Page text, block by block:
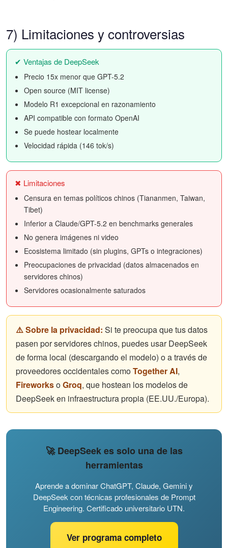
7) Limitaciones y controversias
✔ Ventajas de DeepSeek
Precio 15x menor que GPT-5.2
Open source (MIT license)
Modelo R1 excepcional en razonamiento
API compatible con formato OpenAI
Se puede hostear localmente
Velocidad rápida (146 tok/s)
✖ Limitaciones
Censura en temas políticos chinos (Tiananmen, Taiwan,
Tibet)
Inferior a Claude/GPT-5.2 en benchmarks generales
No genera imágenes ni video
Ecosistema limitado (sin plugins, GPTs o integraciones)
Preocupaciones de privacidad (datos almacenados en
servidores chinos)
Servidores ocasionalmente saturados
⚠️ Sobre la privacidad: Si te preocupa que tus datos
pasen por servidores chinos, puedes usar DeepSeek
de forma local (descargando el modelo) o a través de
proveedores occidentales comoTogether AI,
FireworksoGroq, que hostean los modelos de
DeepSeek en infraestructura propia (EE.UU./Europa).
🚀 DeepSeek es solo una de las
herramientas
Aprende a dominar ChatGPT, Claude, Gemini y
DeepSeek con técnicas profesionales de Prompt
Engineering. Certificado universitario UTN.
Ver programa completo